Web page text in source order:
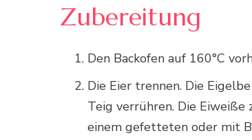
Zubereitung
Den Backofen auf 160°C
Die Eier trennen. Die
Teig verrühren. Die Eiweiße
einem gefetteten oder mit